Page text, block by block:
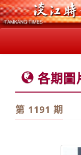
各期圖
第 1191 期